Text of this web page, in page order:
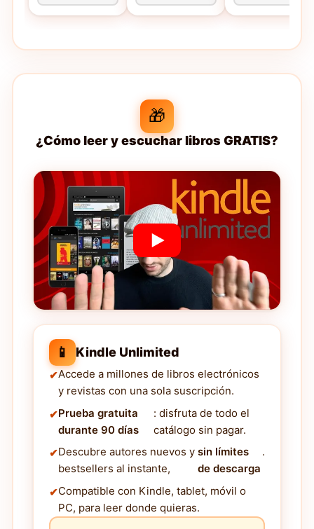
🎁
¿Cómo leer y escuchar libros GRATIS?
📱 Kindle Unlimited
Accede a millones de libros electrónicos
y revistas con una sola suscripción.
Prueba gratuita
durante 90 días
: disfruta de todo el
catálogo sin pagar.
Descubre autores nuevos y
bestsellers al instante,
sin límites
de descarga
.
Compatible con Kindle, tablet, móvil o
PC, para leer donde quieras.